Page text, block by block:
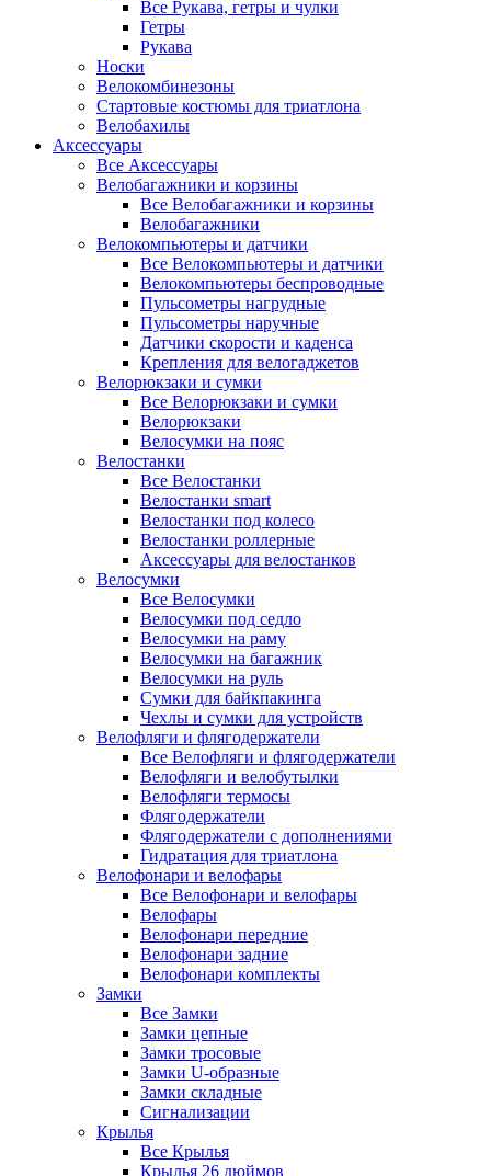
Все Рукава, гетры и чулки
Гетры
Рукава
Носки
Велокомбинезоны
Стартовые костюмы для триатлона
Велобахилы
Аксессуары
Все Аксессуары
Велобагажники и корзины
Все Велобагажники и корзины
Велобагажники
Велокомпьютеры и датчики
Все Велокомпьютеры и датчики
Велокомпьютеры беспроводные
Пульсометры нагрудные
Пульсометры наручные
Датчики скорости и каденса
Крепления для велогаджетов
Велорюкзаки и сумки
Все Велорюкзаки и сумки
Велорюкзаки
Велосумки на пояс
Велостанки
Все Велостанки
Велостанки smart
Велостанки под колесо
Велостанки роллерные
Аксессуары для велостанков
Велосумки
Все Велосумки
Велосумки под седло
Велосумки на раму
Велосумки на багажник
Велосумки на руль
Сумки для байкпакинга
Чехлы и сумки для устройств
Велофляги и флягодержатели
Все Велофляги и флягодержатели
Велофляги и велобутылки
Велофляги термосы
Флягодержатели
Флягодержатели с дополнениями
Гидратация для триатлона
Велофонари и велофары
Все Велофонари и велофары
Велофары
Велофонари передние
Велофонари задние
Велофонари комплекты
Замки
Все Замки
Замки цепные
Замки тросовые
Замки U-образные
Замки складные
Сигнализации
Крылья
Все Крылья
Крылья 26 дюймов